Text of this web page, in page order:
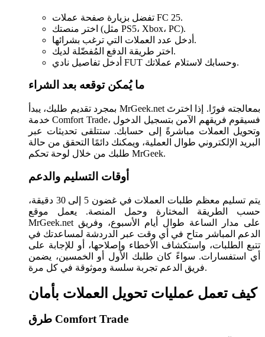
تفضل بزيارة صفحة عملات FC 25.
اختر منصتك (مثل PS5، Xbox، PC).
أدخل عدد العملات التي ترغب بشرائها.
اختر طريقة الدفع المُفضّلة لديك.
أدخل تفاصيل نادي FUT وحسابك لاستلام عملاتك.
ما يُمكن توقعه بعد الشراء
بمجرد تقديم طلبك، يبدأ MrGeek.net بمعالجته فورًا. إذا اخترتَ
خدمة Comfort Trade، فسيقوم فريقهم الآمن بتسجيل الدخول
وتحويل العملات مباشرةً إلى حسابك. ستتلقى تحديثات عبر
البريد الإلكتروني طوال العملية، ويمكنك دائمًا التحقق من حالة
طلبك من خلال لوحة تحكم MrGeek.
أوقات التسليم والدعم
يتم تسليم معظم طلبات العملات في غضون 5 إلى 30 دقيقة،
حسب الطريقة المختارة وحمل المنصة. يعمل موقع
MrGeek.net على مدار الساعة طوال أيام الأسبوع، وفريق
الدعم المباشر متاح في أي وقت عبر الدردشة لمساعدتك في
تتبع الطلبات، واستكشاف الأخطاء وإصلاحها، أو للإجابة على
أي استفسارات. سواءً كان طلبك الأول أو الخمسين، يضمن
فريق الدعم تجربة سلسة وموثوقة في كل مرة.
كيف تعمل عمليات تحويل العملات بأمان
طرق Comfort Trade